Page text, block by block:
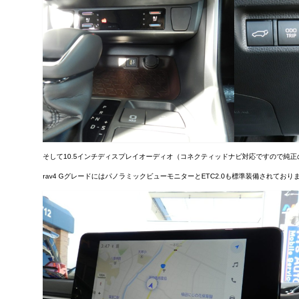
そして10.5インチディスプレイオーディオ（コネクティッドナビ対応ですので純
rav4 GグレードにはパノラミックビューモニターとETC2.0も標準装備されており